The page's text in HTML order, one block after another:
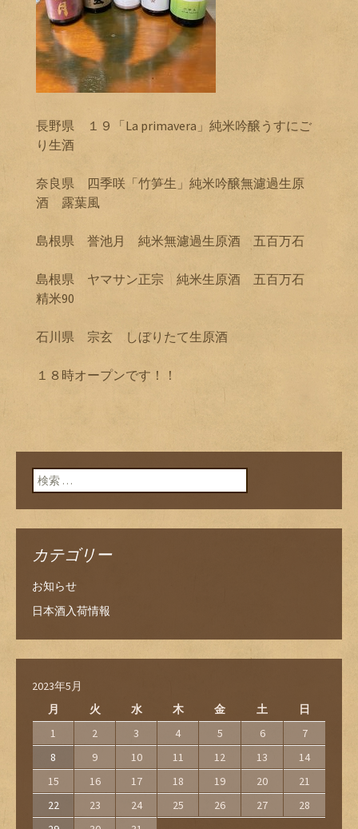
長野県 １９「La primavera」純米吟醸うすにご
り生酒
奈良県 四季咲「竹笋生」純米吟醸無濾過生原
酒 露葉風
島根県 誉池月 純米無濾過生原酒 五百万石
島根県 ヤマサン正宗 純米生原酒 五百万石
精米90
石川県 宗玄 しぼりたて生原酒
１８時オープンです！！
検索:
カテゴリー
お知らせ
日本酒入荷情報
2023年5月
月
火 水 木 金 土
日
1
2 3 4 5 6
7
8
9 10 11 12 13
14
15
16 17 18 19 20
21
22
23 24 25 26 27
28